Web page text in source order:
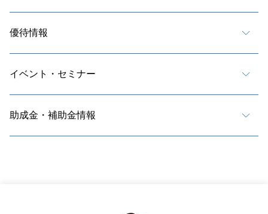
優待情報
イベント・セミナー
助成金・補助金情報